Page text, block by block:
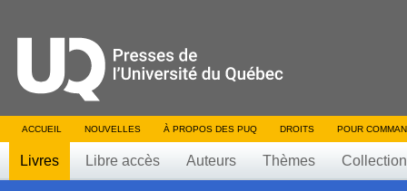
ACCUEIL NOUVELLES À PROPOS DES PUQ DROITS POUR
Livres Libre accès Auteurs Thèmes